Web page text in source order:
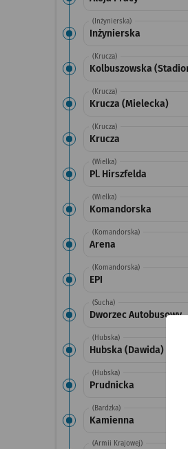
(Inżynierska)
Inżynierska
(Krucza)
Kolbuszowska
(Krucza)
Krucza (Mielecka)
(Krucza)
Krucza
(Wielka)
Pl. Hirszfelda
(Wielka)
Komandorska
(Komandorska)
Arena
(Komandorska)
EPI
(Sucha)
Dworzec Autobusowy
(Hubska)
Hubska (Dawida)
(Hubska)
Prudnicka
(Bardzka)
Kamienna
(Armii Krajowej)